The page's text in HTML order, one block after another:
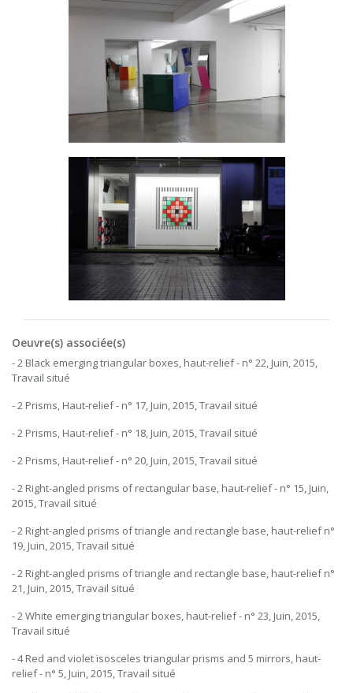
Oeuvre(s) associée(s)
- 2 Black emerging triangular boxes, haut-relief - n° 22, Juin, 2015,
Travail situé
- 2 Prisms, Haut-relief - n° 17, Juin, 2015, Travail situé
- 2 Prisms, Haut-relief - n° 18, Juin, 2015, Travail situé
- 2 Prisms, Haut-relief - n° 20, Juin, 2015, Travail situé
- 2 Right-angled prisms of rectangular base, haut-relief - n° 15, Juin,
2015, Travail situé
- 2 Right-angled prisms of triangle and rectangle base, haut-relief n°
19, Juin, 2015, Travail situé
- 2 Right-angled prisms of triangle and rectangle base, haut-relief n°
21, Juin, 2015, Travail situé
- 2 White emerging triangular boxes, haut-relief - n° 23, Juin, 2015,
Travail situé
- 4 Red and violet isosceles triangular prisms and 5 mirrors, haut-
relief - n° 5, Juin, 2015, Travail situé